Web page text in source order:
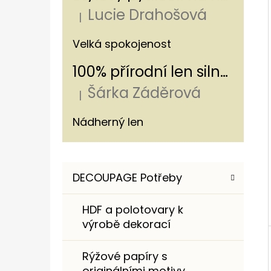
Hodnocení produktu je 5 z 5
| Lucie Drahošová
Velká spokojenost
100% přírodní len silný - s pruhem 320g/m
Hodnocení produktu je 5 z 5
| Šárka Záděrová
Nádherný len
Přeskočit
kategorie
T
O
DECOUPAGE Potřeby
HDF a polotovary k
výrobě dekorací
Rýžové papíry s
ROMANTICKÁ NÁKUPNÍ TAŠKA S
HORTENZIÍ A KRAJKOU
250 Kč